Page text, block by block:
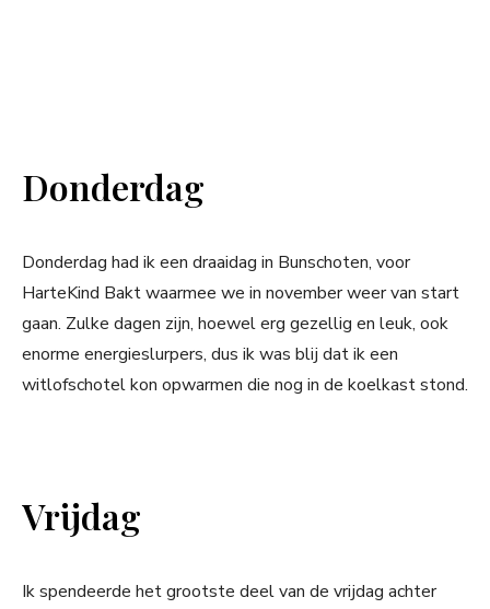
Donderdag
Donderdag had ik een draaidag in Bunschoten, voor
HarteKind Bakt waarmee we in november weer van start
gaan. Zulke dagen zijn, hoewel erg gezellig en leuk, ook
enorme energieslurpers, dus ik was blij dat ik een
witlofschotel kon opwarmen die nog in de koelkast stond.
Vrijdag
Ik spendeerde het grootste deel van de vrijdag achter